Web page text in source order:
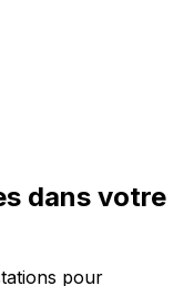
dans votre
pour